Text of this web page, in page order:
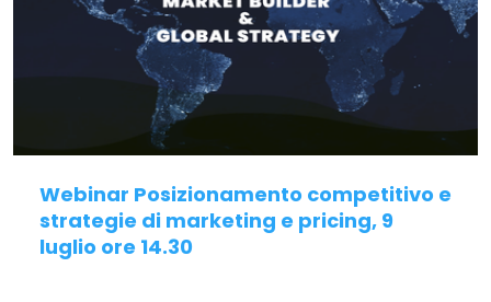
Webinar Posizionamento competitivo e
strategie di marketing e pricing, 9
luglio ore 14.30